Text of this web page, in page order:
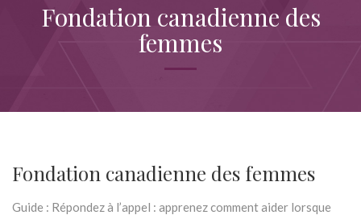
Fondation canadienne des
femmes
Fondation canadienne des femmes
Guide : Répondez à l’appel : apprenez comment aider lorsque